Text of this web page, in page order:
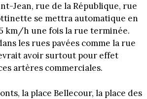
Jean, rue de la République, rue
se mettra automatique en
km/h une fois la rue terminée.
les rues pavées comme la rue
avoir surtout pour effet
artères commerciales.
la place Bellecour, la place des